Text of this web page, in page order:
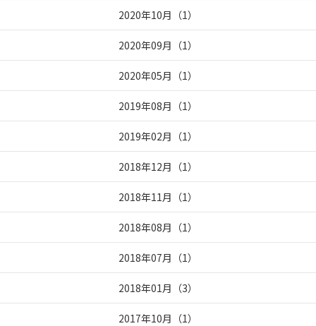
2020年10月 （1）
2020年09月 （1）
2020年05月 （1）
2019年08月 （1）
2019年02月 （1）
2018年12月 （1）
2018年11月 （1）
2018年08月 （1）
2018年07月 （1）
2018年01月 （3）
2017年10月 （1）